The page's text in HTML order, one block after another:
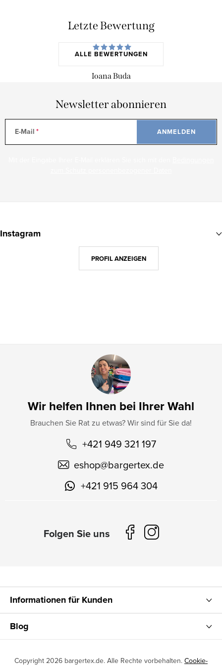
Letzte Bewertung
ALLE BEWERTUNGEN
Ioana Buda
Newsletter abonnieren
E-Mail ANMELDEN
u
Wir helfen Ihnen bei Ihrer Wahl
Brauchen Sie Rat zu etwas? Wir sind für Sie da!
+421 949 321 197
eshop@bargertex.de
+421 915 964 304
Instagram
PROFIL ANZEIGEN
Informationen für Kunden
Blog
Copyright 2026 bargertex.de. Alle Rechte vorbehalten. Cookie-